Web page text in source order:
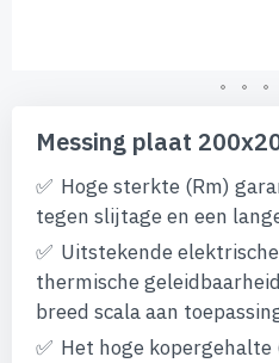
naar
begin
gallerij
Messing plaat
Hoge sterkte (Rm)
tegen slijtage en een
Uitstekende
thermische
breed scala aan
Het hoge